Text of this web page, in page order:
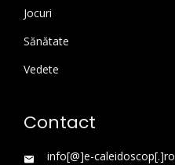
Jocuri
Sănătate
Vedete
Contact
info[@]e-caleidoscop[.]ro